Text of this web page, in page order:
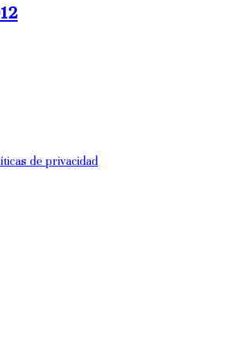
de privacidad